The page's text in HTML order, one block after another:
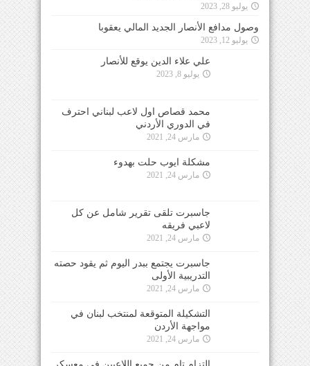
يوليو 28, 2023
وصول مدافع الأنصار الجديد المالي يعقوبا
يوليو 12, 2023
علي علاء الدين يوقع للأنصار
يوليو 8, 2023
محمد قصاص اول لاعب لبناني احترف
في الدوري الأردني
مارس 24, 2021
مشكلة ايوب حلت بهدوء
مارس 24, 2021
جاسبرت تلقى تقرير شامل عن كل
لاعبي فريقه
مارس 24, 2021
جاسبرت يجتمع ببدر اليوم ثم يقود حصته
التدريبية الأولى
مارس 24, 2021
التشكيلة المتوقعة لمنتخب لبنان في
مواجهة الأردن
مارس 24, 2021